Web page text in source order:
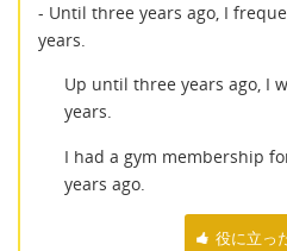
- Until three years ago, I
years.
Up until three years ago, I
years.
I had a gym membership
years ago.
役に立っ